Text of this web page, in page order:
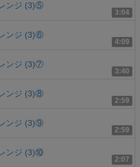
3:04
ンジ (3)⑤
4:09
ンジ (3)⑥
3:40
ンジ (3)⑦
2:59
ンジ (3)⑧
2:59
ンジ (3)⑨
2:07
ンジ (3)⑩